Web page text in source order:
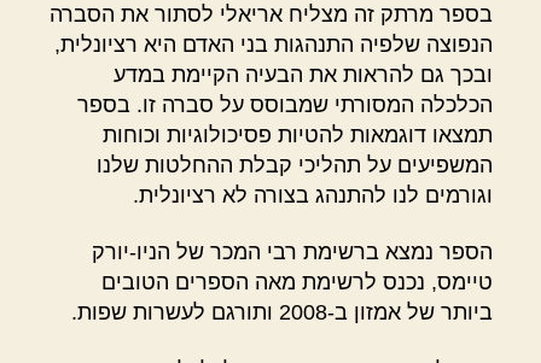
בספר מרתק זה מצליח אריאלי לסתור את הסברה
הנפוצה שלפיה התנהגות בני האדם היא רציונלית,
ובכך גם להראות את הבעיה הקיימת במדע
הכלכלה המסורתי שמבוסס על סברה זו. בספר
תמצאו דוגמאות להטיות פסיכולוגיות וכוחות
המשפיעים על תהליכי קבלת ההחלטות שלנו
וגורמים לנו להתנהג בצורה לא רציונלית.
הספר נמצא ברשימת רבי המכר של הניו-יורק
טיימס, נכנס לרשימת מאה הספרים הטובים
ביותר של אמזון ב-2008 ותורגם לעשרות שפות.